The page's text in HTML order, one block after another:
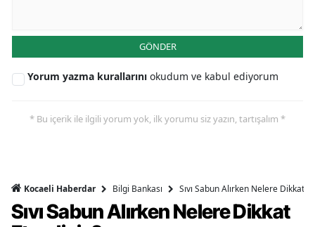
GÖNDER
Yorum yazma kurallarını okudum ve kabul ediyorum
* Bu içerik ile ilgili yorum yok, ilk yorumu siz yazın, tartışalım *
Kocaeli Haberdar Bilgi Bankası Sıvı Sabun Alırken Nelere Dikkat
Sıvı Sabun Alırken Nelere Dikkat